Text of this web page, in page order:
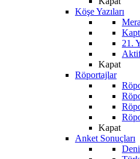
Köşe Yazıları
21.
Kapat
Röportajlar
Kapat
Anket Sonuçları